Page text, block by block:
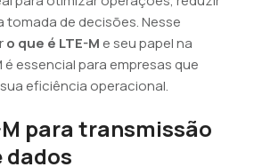
tomada de decisões. Nesse
o que é LTE-M e seu papel na
essencial para empresas que
eficiência operacional.
M para transmissão
dados